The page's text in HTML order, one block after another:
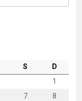
S
D
1
7
8